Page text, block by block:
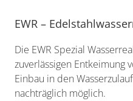
EWR –
Die EWR Spezial
zuverlässigen Entkeimung
Einbau in den
nachträglich möglich.